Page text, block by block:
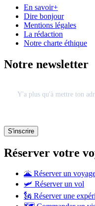
En savoir+
Dire bonjour
Mentions légales
La rédaction
Notre charte éthique
Notre newsletter
Réserver votre
🌋 Réserver un
🛩 Réserver un vol
🗽 Réserver une